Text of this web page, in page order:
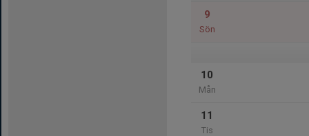
9
Sön
10
Mån
11
Tis